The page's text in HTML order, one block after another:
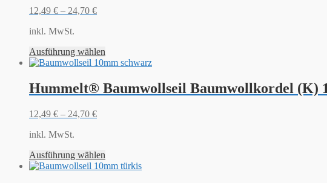
12,49 € – 24,70 €
inkl. MwSt.
Ausführung wählen
Hummelt® Baumwollseil Baumwollkordel (K)
12,49 € – 24,70 €
inkl. MwSt.
Ausführung wählen